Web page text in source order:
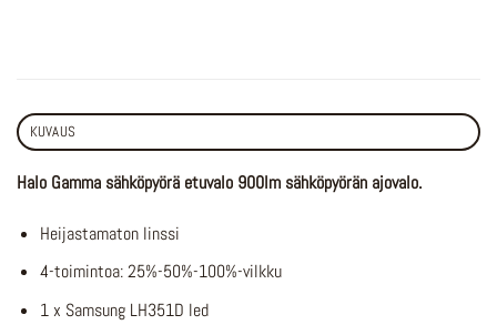
KUVAUS
Halo Gamma sähköpyörä etuvalo 900lm sähköpyörän ajovalo.
Heijastamaton linssi
4-toimintoa: 25%-50%-100%-vilkku
1 x Samsung LH351D led